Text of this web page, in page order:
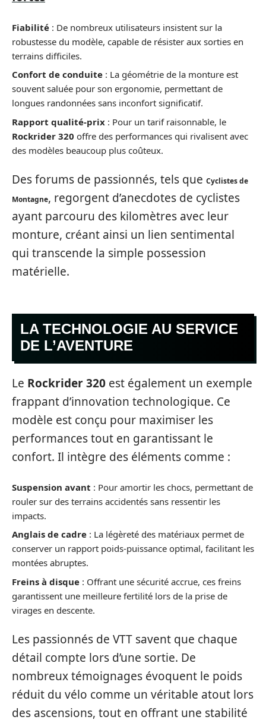
Fiabilité : De nombreux utilisateurs insistent sur la
robustesse du modèle, capable de résister aux sorties en
terrains difficiles.
Confort de conduite : La géométrie de la monture est
souvent saluée pour son ergonomie, permettant de
longues randonnées sans inconfort significatif.
Rapport qualité-prix : Pour un tarif raisonnable, le
Rockrider 320 offre des performances qui rivalisent avec
des modèles beaucoup plus coûteux.
Des forums de passionnés, tels que Cyclistes de
Montagne, regorgent d’anecdotes de cyclistes
ayant parcouru des kilomètres avec leur
monture, créant ainsi un lien sentimental
qui transcende la simple possession
matérielle.
LA TECHNOLOGIE AU SERVICE
DE L’AVENTURE
Le Rockrider 320 est également un exemple
frappant d’innovation technologique. Ce
modèle est conçu pour maximiser les
performances tout en garantissant le
confort. Il intègre des éléments comme :
Suspension avant : Pour amortir les chocs, permettant de
rouler sur des terrains accidentés sans ressentir les
impacts.
Anglais de cadre : La légèreté des matériaux permet de
conserver un rapport poids-puissance optimal, facilitant les
montées abruptes.
Freins à disque : Offrant une sécurité accrue, ces freins
garantissent une meilleure fertilité lors de la prise de
virages en descente.
Les passionnés de VTT savent que chaque
détail compte lors d’une sortie. De
nombreux témoignages évoquent le poids
réduit du vélo comme un véritable atout lors
des ascensions, tout en offrant une stabilité